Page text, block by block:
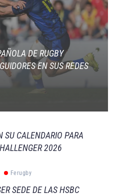
DE RUGBY
EN SUS REDES
SU CALENDARIO PARA
2026
Ferugby
SEDE DE LAS HSBC